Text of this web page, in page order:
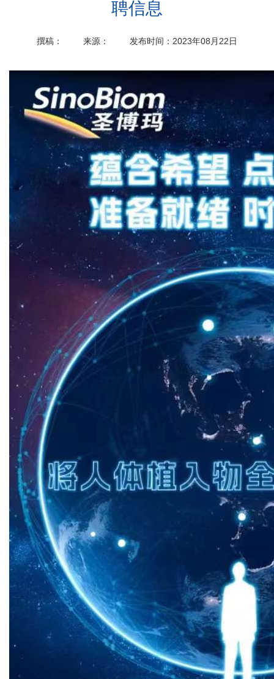
聘信息
撰稿： 来源： 发布时间：2023年08月22日